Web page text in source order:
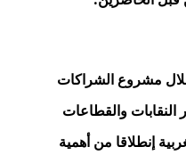
مشروع الشراكات
النقابات والقطاعات
إنطلاقا من أهمية